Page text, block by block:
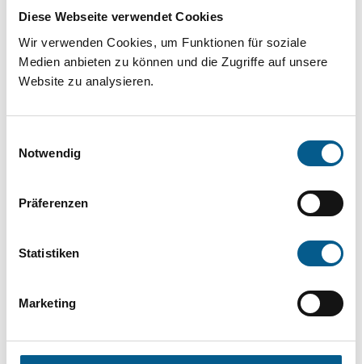
Diese Webseite verwendet Cookies
Wir verwenden Cookies, um Funktionen für soziale
Medien anbieten zu können und die Zugriffe auf unsere
Website zu analysieren.
Notwendig
Präferenzen
Statistiken
Marketing
Projekt oder ein Vorhaben? Hier können Sie
direkt über unsere Fördermitteldatenbank und
Stiftungsdatenbank recherchieren. Bei der
Suche bitte die Groß- und Kleinschreibung
beachten.
können durch die Wahl von Bereichen oder
Suchen